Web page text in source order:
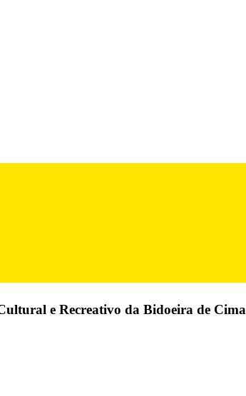
e Recreativo da Bidoeira de Cima